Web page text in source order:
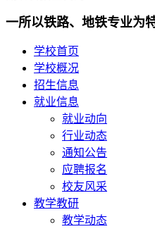
一所以铁路、地铁专业为
学校首页
学校概况
招生信息
就业信息
就业动向
行业动态
通知公告
应聘报名
校友风采
教学教研
教学动态